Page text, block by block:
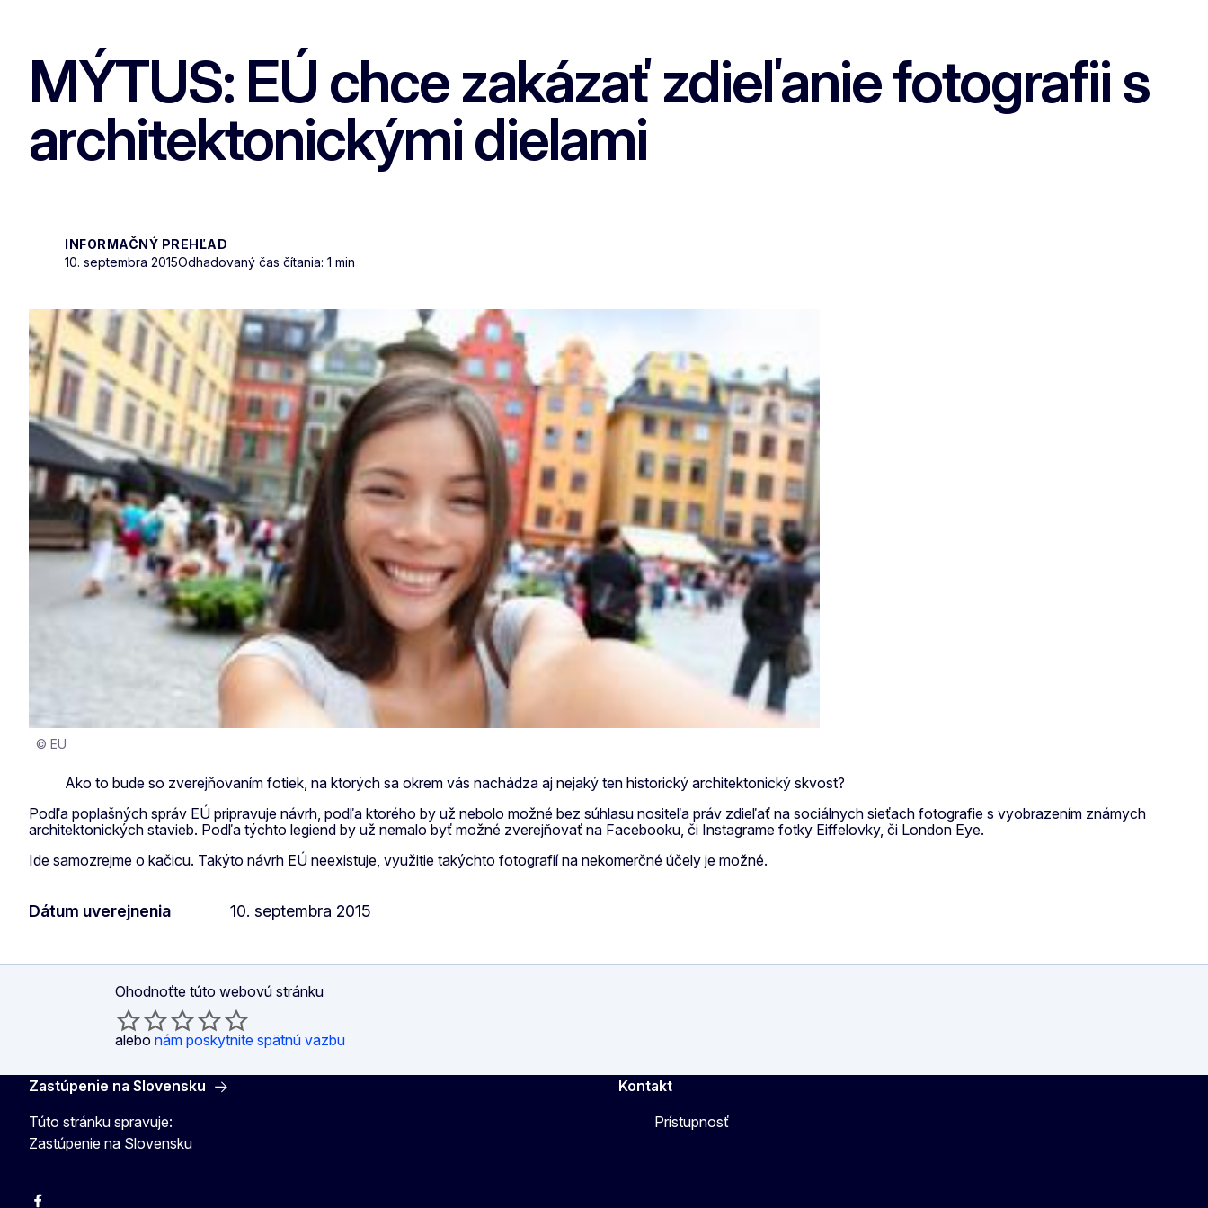
MÝTUS: EÚ chce zakázať zdieľanie fotografii s
architektonickými dielami
INFORMAČNÝ PREHĽAD
10. septembra 2015Odhadovaný čas čítania: 1 min
© EU
Ako to bude so zverejňovaním fotiek, na ktorých sa okrem vás nachádza aj nejaký ten historický architektonický skvost?
Podľa poplašných správ EÚ pripravuje návrh, podľa ktorého by už nebolo možné bez súhlasu nositeľa práv zdieľať na sociálnych sieťach fotografie s vyobrazením známych
architektonických stavieb. Podľa týchto legiend by už nemalo byť možné zverejňovať na Facebooku, či Instagrame fotky Eiffelovky, či London Eye.
Ide samozrejme o kačicu. Takýto návrh EÚ neexistuje, využitie takýchto fotografií na nekomerčné účely je možné.
Dátum uverejnenia 10. septembra 2015
Ohodnoťte túto webovú stránku
alebo nám poskytnite spätnú väzbu
Zastúpenie na Slovensku
Túto stránku spravuje:
Zastúpenie na Slovensku
Kontakt
Prístupnosť